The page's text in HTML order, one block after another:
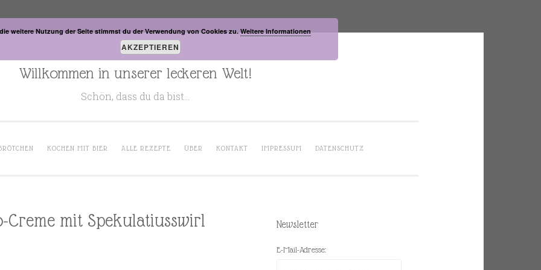
Willkommen in unserer leckeren Welt!
Schön, dass du da bist…
KOCHEN MIT BIER ALLE REZEPTE ÜBER KONTAKT IMPRESSUM DATENSCHUTZ
Creme mit Spekulatiusswirl Newsletter
E-Mail-Adresse:
weitere Nutzung der Seite stimmst du der Verwendung von Cookies zu. Weitere Informationen
AKZEPTIEREN